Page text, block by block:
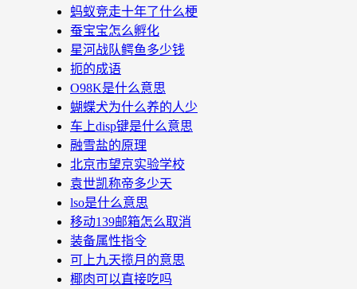
蚂蚁竞走十年了什么梗
蚕宝宝怎么孵化
星河战队鳄鱼多少钱
扼的成语
O98K是什么意思
蝴蝶犬为什么养的人少
车上disp键是什么意思
融雪盐的原理
北京市望京实验学校
袁世凯称帝多少天
lso是什么意思
移动139邮箱怎么取消
装备属性指令
可上九天揽月的意思
椰肉可以直接吃吗